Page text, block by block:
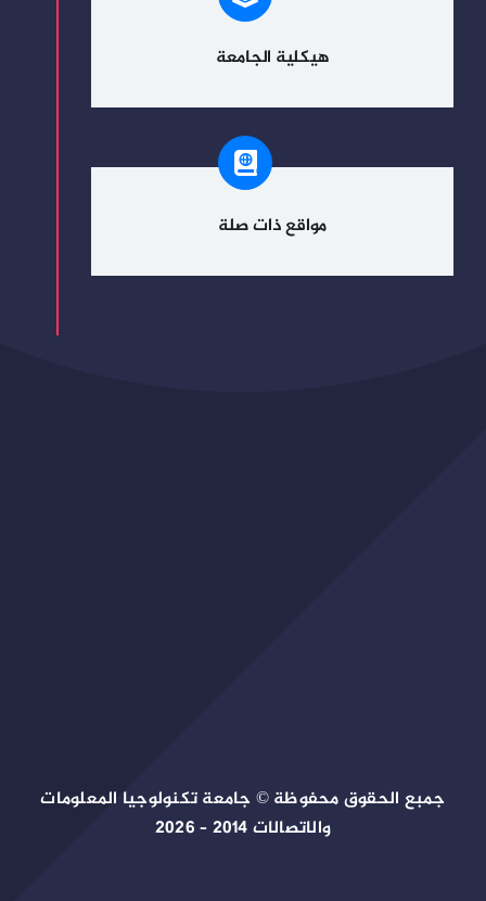
هيكلية الجامعة
مواقع ذات صلة
جمبع الحقوق محفوظة © جامعة تكنولوجيا المعلومات
والاتصالات 2014 – 2026